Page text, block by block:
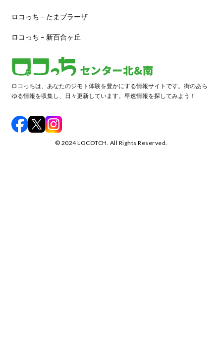
ロコっち – たまプラーザ
ロコっち – 新百合ヶ丘
ロコっちは、あなたのジモト体験を豊かにする情報サイトです。街のあら
ゆる情報を収集し、日々更新しています。早速情報を探してみよう！
©️ 2024 LOCOTCH. All Rights Reserved.